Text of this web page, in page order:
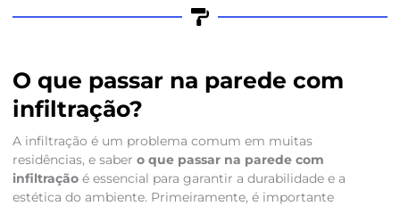
O que passar na parede com
infiltração?
A infiltração é um problema comum em muitas
residências, e saber o que passar na parede com
infiltraçãoé essencial para garantir a durabilidade e a
estética do ambiente. Primeiramente, é importante